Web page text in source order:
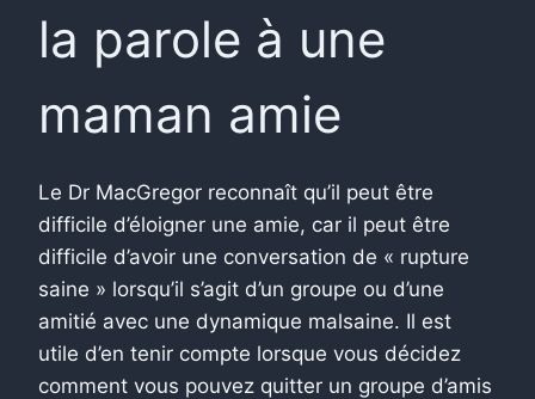
la parole à une
maman amie
Le Dr MacGregor reconnaît qu’il peut être
difficile d’éloigner une amie, car il peut être
difficile d’avoir une conversation de « rupture
saine » lorsqu’il s’agit d’un groupe ou d’une
amitié avec une dynamique malsaine. Il est
utile d’en tenir compte lorsque vous décidez
comment vous pouvez quitter un groupe d’amis